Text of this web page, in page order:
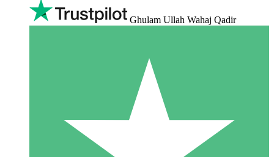
Ghulam Ullah Wahaj Qadir